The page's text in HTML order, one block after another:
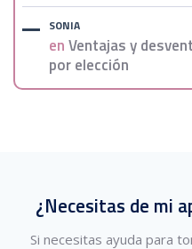
SONIA
enVentajas y
por elección
¿Necesitas de mi
Si necesitas ayuda para